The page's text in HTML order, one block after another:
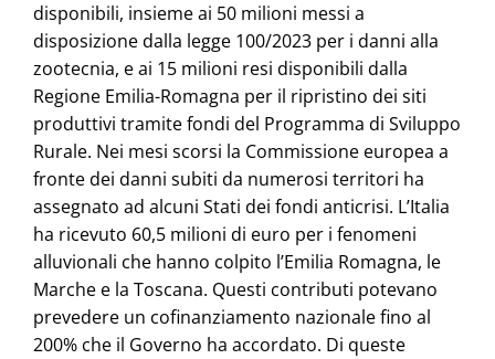
disponibili, insieme ai 50 milioni messi a
disposizione dalla legge 100/2023 per i danni alla
zootecnia, e ai 15 milioni resi disponibili dalla
Regione Emilia-Romagna per il ripristino dei siti
produttivi tramite fondi del Programma di Sviluppo
Rurale. Nei mesi scorsi la Commissione europea a
fronte dei danni subiti da numerosi territori ha
assegnato ad alcuni Stati dei fondi anticrisi. L’Italia
ha ricevuto 60,5 milioni di euro per i fenomeni
alluvionali che hanno colpito l’Emilia Romagna, le
Marche e la Toscana. Questi contributi potevano
prevedere un cofinanziamento nazionale fino al
200% che il Governo ha accordato. Di queste